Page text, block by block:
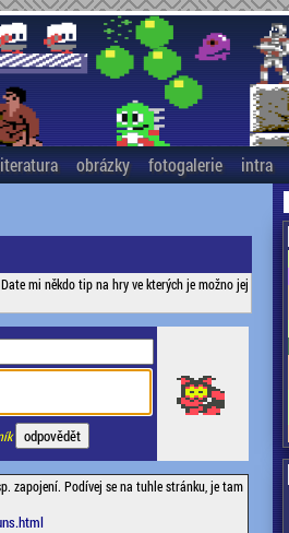
obrázky fotogalerie intra
mi někdo tip na hry ve kterých je možno jej
zapojení. Podívej se na tuhle stránku, je tam